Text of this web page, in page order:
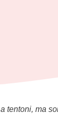
tentoni, ma